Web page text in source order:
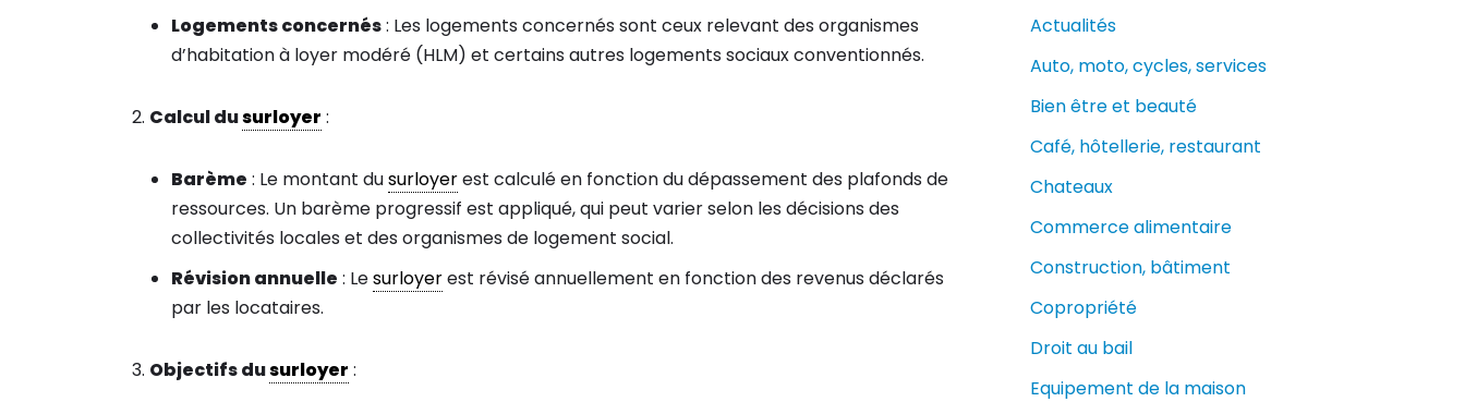
Logements concernés: Les logements concernés sont ceux relevant des organismes
d’habitation à loyer modéré (HLM) et certains autres logements sociaux conventionnés.
Calcul dusurloyer :
Barème : Le montant dusurloyerest calculé en fonction du dépassement des plafonds de
ressources. Un barème progressif est appliqué, qui peut varier selon les décisions des
collectivités locales et des organismes de logement social.
Révision annuelle : Lesurloyerest révisé annuellement en fonction des revenus déclarés
par les locataires.
Objectifs dusurloyer :
Actualités
Auto, moto, cycles, services
Bien être et beauté
Café, hôtellerie, restaurant
Chateaux
Commerce alimentaire
Construction, bâtiment
Copropriété
Droit au bail
Equipement de la maison